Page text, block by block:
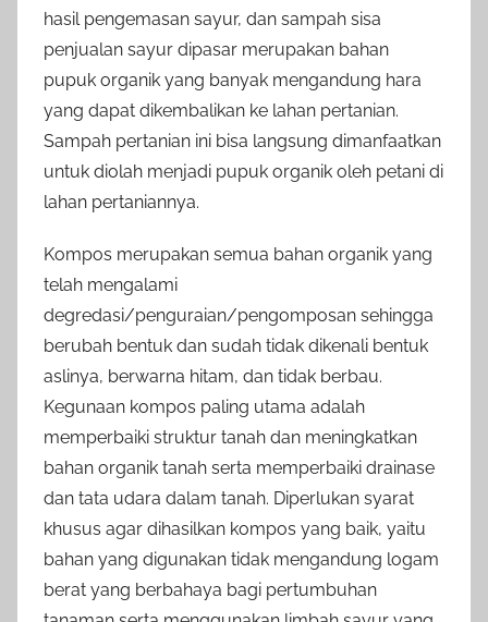
hasil pengemasan sayur, dan sampah sisa
penjualan sayur dipasar merupakan bahan
pupuk organik yang banyak mengandung hara
yang dapat dikembalikan ke lahan pertanian.
Sampah pertanian ini bisa langsung dimanfaatkan
untuk diolah menjadi pupuk organik oleh petani di
lahan pertaniannya.
Kompos merupakan semua bahan organik yang
telah mengalami
degredasi/penguraian/pengomposan sehingga
berubah bentuk dan sudah tidak dikenali bentuk
aslinya, berwarna hitam, dan tidak berbau.
Kegunaan kompos paling utama adalah
memperbaiki struktur tanah dan meningkatkan
bahan organik tanah serta memperbaiki drainase
dan tata udara dalam tanah. Diperlukan syarat
khusus agar dihasilkan kompos yang baik, yaitu
bahan yang digunakan tidak mengandung logam
berat yang berbahaya bagi pertumbuhan